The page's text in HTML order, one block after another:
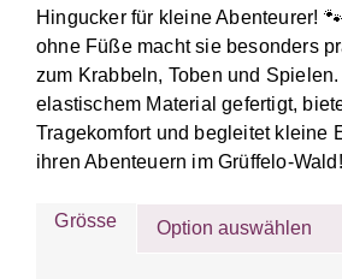
Hingucker für kleine Abenteurer!
ohne Füße macht sie besonders
zum Krabbeln, Toben und
elastischem Material gefertigt,
Tragekomfort und begleitet kleine
ihren Abenteuern im Grüffelo-
Grösse